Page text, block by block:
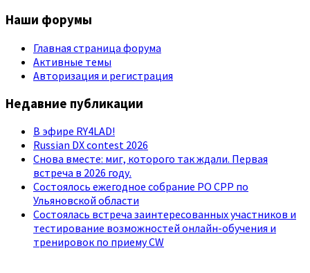
Наши форумы
Главная страница форума
Активные темы
Авторизация и регистрация
Недавние публикации
В эфире RY4LAD!
Russian DX contest 2026
Снова вместе: миг, которого так ждали. Первая
встреча в 2026 году.
Состоялось ежегодное собрание РО СРР по
Ульяновской области
Состоялась встреча заинтересованных участников и
тестирование возможностей онлайн-обучения и
тренировок по приему CW